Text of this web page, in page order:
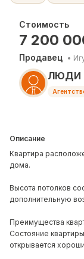
Стоимость
7 200
Продавец •
ЛЮДИ
Описание
Квартира
дома.
Высота потолков
дополнительную
Преимущества
Состояние
открывается